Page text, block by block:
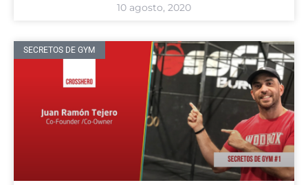
10 agosto, 2020
SECRETOS DE GYM